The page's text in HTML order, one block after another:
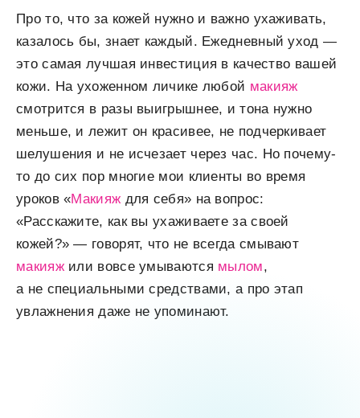
Про то, что за кожей нужно и важно ухаживать,
казалось бы, знает каждый. Ежедневный уход —
это самая лучшая инвестиция в качество вашей
кожи. На ухоженном личике любой макияж
смотрится в разы выигрышнее, и тона нужно
меньше, и лежит он красивее, не подчеркивает
шелушения и не исчезает через час. Но почему-
то до сих пор многие мои клиенты во время
уроков «Макияж для себя» на вопрос:
«Расскажите, как вы ухаживаете за своей
кожей?» — говорят, что не всегда смывают
макияжили вовсе умываются мылом,
а не специальными средствами, а про этап
увлажнения даже не упоминают.